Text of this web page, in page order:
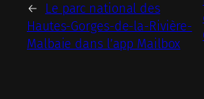
←
Le parc national des
Hautes-Gorges-de-la-Rivière-
Malbaie dans l’app Mailbox